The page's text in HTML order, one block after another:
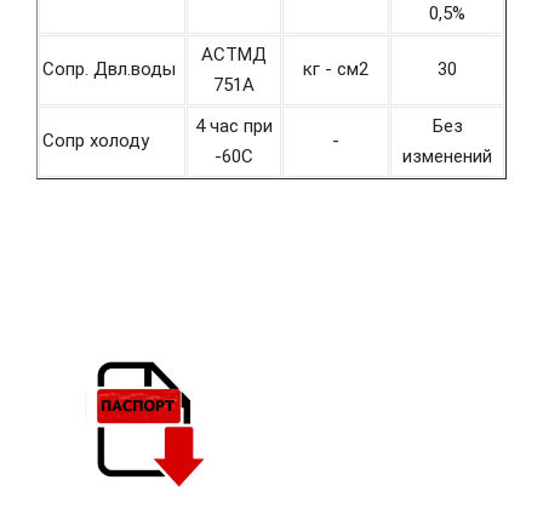
0,5%
Сопр. Двл.воды
АСТМД
751А
кг - см2 30
Сопр холоду
4 час при
-60С
-
Без
изменений